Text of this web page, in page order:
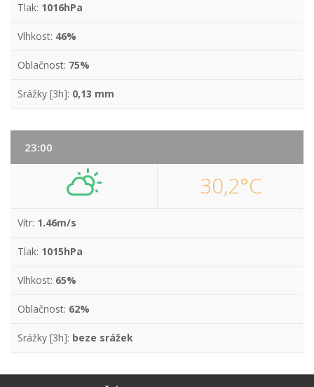
Tlak: 1016hPa
Vlhkost: 46%
Oblačnost: 75%
Srážky [3h]: 0,13 mm
23:00
30,2°C
Vítr: 1.46m/s
Tlak: 1015hPa
Vlhkost: 65%
Oblačnost: 62%
Srážky [3h]: beze srážek